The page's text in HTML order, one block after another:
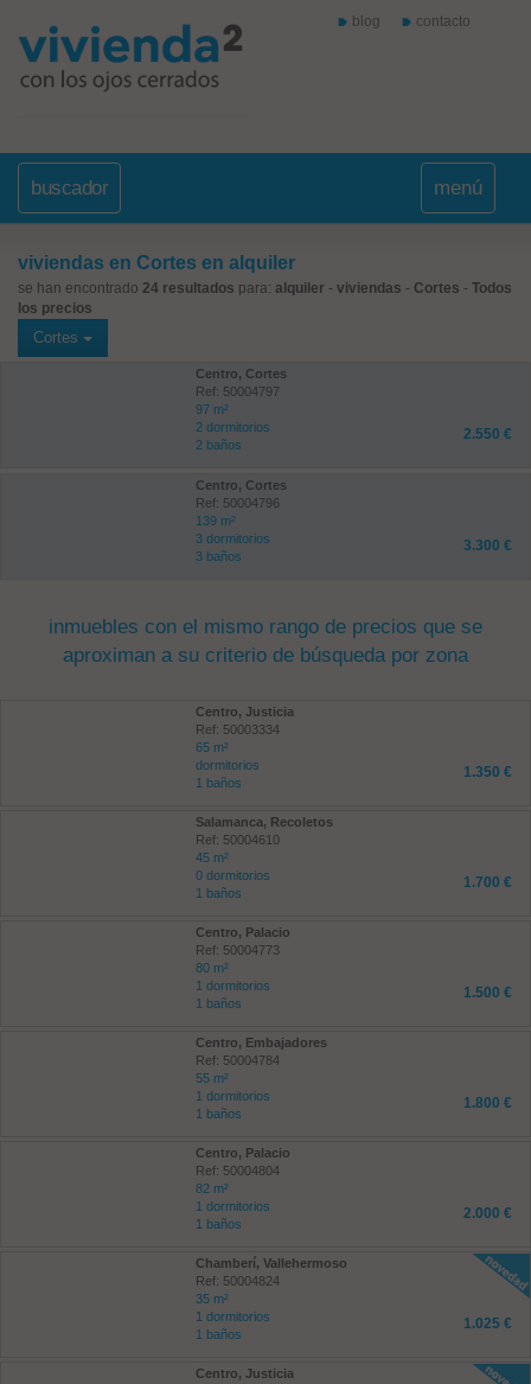
blog contacto
buscador menú
viviendas en Cortes en alquiler
se han encontrado 24 resultados para: alquiler - viviendas - Cortes - Todos
los precios
Cortes
Centro, Cortes
Ref: 50004797
97 m²
2 dormitorios
2 baños
2.550 €
Centro, Cortes
Ref: 50004796
139 m²
3 dormitorios
3 baños
3.300 €
inmuebles con el mismo rango de precios que se
aproximan a su criterio de búsqueda por zona
Centro, Justicia
Ref: 50003334
65 m²
dormitorios
1 baños
1.350 €
Salamanca, Recoletos
Ref: 50004610
45 m²
0 dormitorios
1 baños
1.700 €
Centro, Palacio
Ref: 50004773
80 m²
1 dormitorios
1 baños
1.500 €
Centro, Embajadores
Ref: 50004784
55 m²
1 dormitorios
1 baños
1.800 €
Centro, Palacio
Ref: 50004804
82 m²
1 dormitorios
1 baños
2.000 €
Chamberí, Vallehermoso
Ref: 50004824
35 m²
1 dormitorios
1 baños
1.025 €
Centro, Justicia